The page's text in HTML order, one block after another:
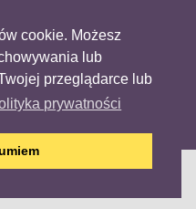
cookie. Możesz
lub
przeglądarce lub
prywatności
drukować i
opłat. Materiałów
można wykorzystywać
All Rights Reserved.